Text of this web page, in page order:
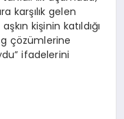
karşılık gelen
kişinin katıldığı
çözümlerine
ifadelerini